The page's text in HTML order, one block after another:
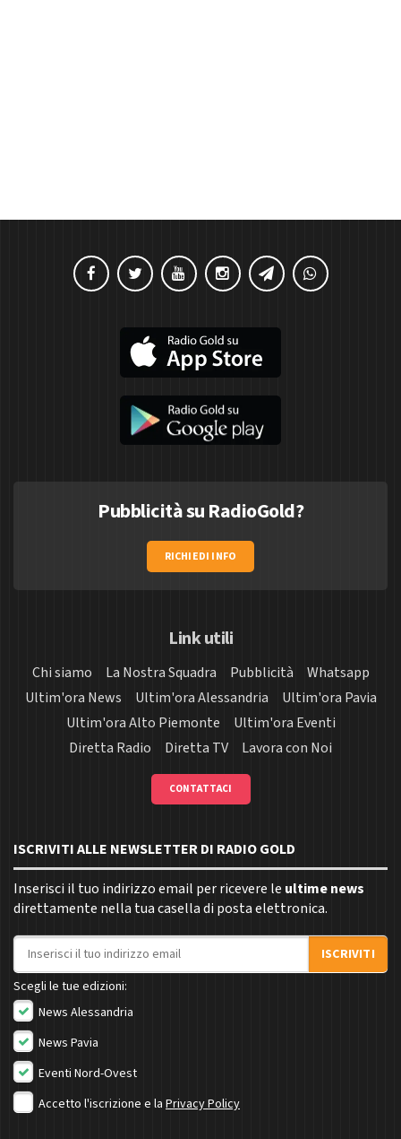
Pubblicità su RadioGold?
RICHIEDI INFO
Link utili
Chi siamo La Nostra Squadra Pubblicità
Whatsapp
Ultim'ora News
Ultim'ora Alessandria
Ultim'ora Pavia
Ultim'ora Alto Piemonte
Ultim'ora Eventi
Diretta Radio
Diretta TV Lavora con Noi
CONTATTACI
ISCRIVITI ALLE NEWSLETTER DI RADIO GOLD
Inserisci il tuo indirizzo email per ricevere le ultime news
direttamente nella tua casella di posta elettronica.
Indirizzo email
ISCRIVITI
Scegli le tue edizioni:
News Alessandria
News Pavia
Eventi Nord-Ovest
Accetto l'iscrizione e la Privacy Policy